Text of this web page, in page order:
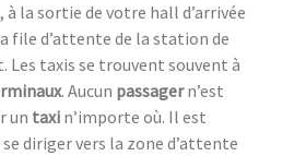
à la sortie de votre hall d’arrivée
file d’attente de la station de
Les taxis se trouvent souvent à
. Aucun passagern’est
un taxi n’importe où. Il est
diriger vers la zone d’attente